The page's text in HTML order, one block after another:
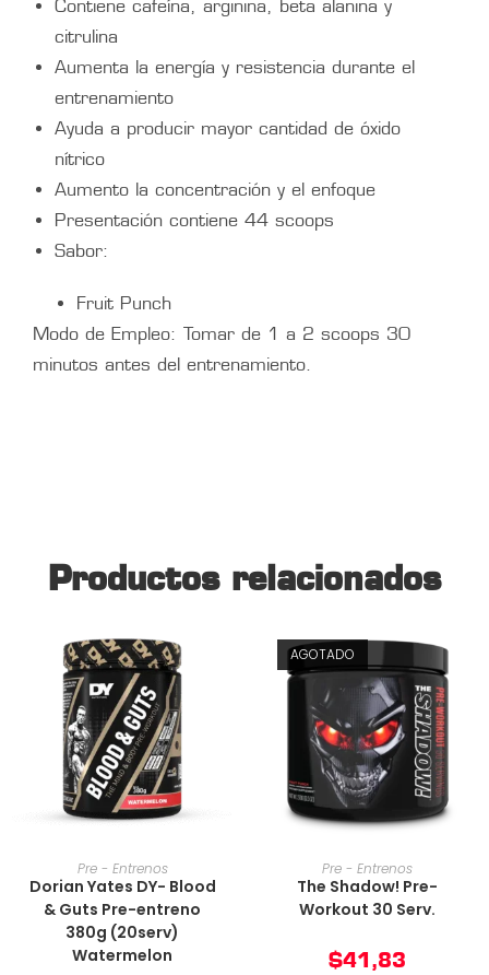
Contiene cafeína, arginina, beta alanina y
citrulina
Aumenta la energía y resistencia durante el
entrenamiento
Ayuda a producir mayor cantidad de óxido
nítrico
Aumento la concentración y el enfoque
Presentación contiene 44 scoops
Sabor:
Fruit Punch
Modo de Empleo: Tomar de 1 a 2 scoops 30
minutos antes del entrenamiento.
Productos relacionados
AÑADIR AL CARRITO
Pre - Entrenos
Dorian Yates DY- Blood
& Guts Pre-entreno
380g (20serv)
Watermelon
AGOTADO
AÑADIR AL CARRITO
Pre - Entrenos
The Shadow! Pre-
Workout 30 Serv.
$41,83